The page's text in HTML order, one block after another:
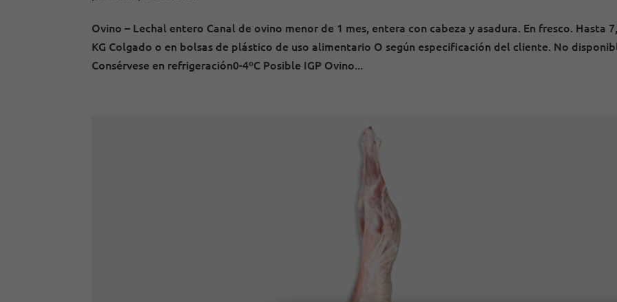
Ovino – Lechal entero Canal de ovino menor de 1 mes, entera con cabeza y asadura. En fresco. Hasta
KG Colgado o en bolsas de plástico de uso alimentario O según especificación del cliente. No
Consérvese en refrigeración0-4ºC Posible IGP Ovino...